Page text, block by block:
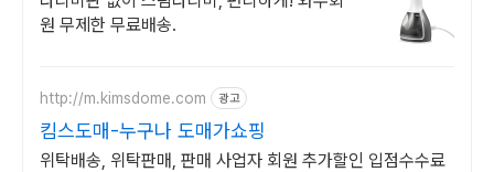
원 무제한 무료배송.
http://m.kimsdome.com 광고
킴스도매-누구나 도매가쇼핑
위탁배송, 위탁판매, 판매 사업자 회원 추가할인 입점수수료